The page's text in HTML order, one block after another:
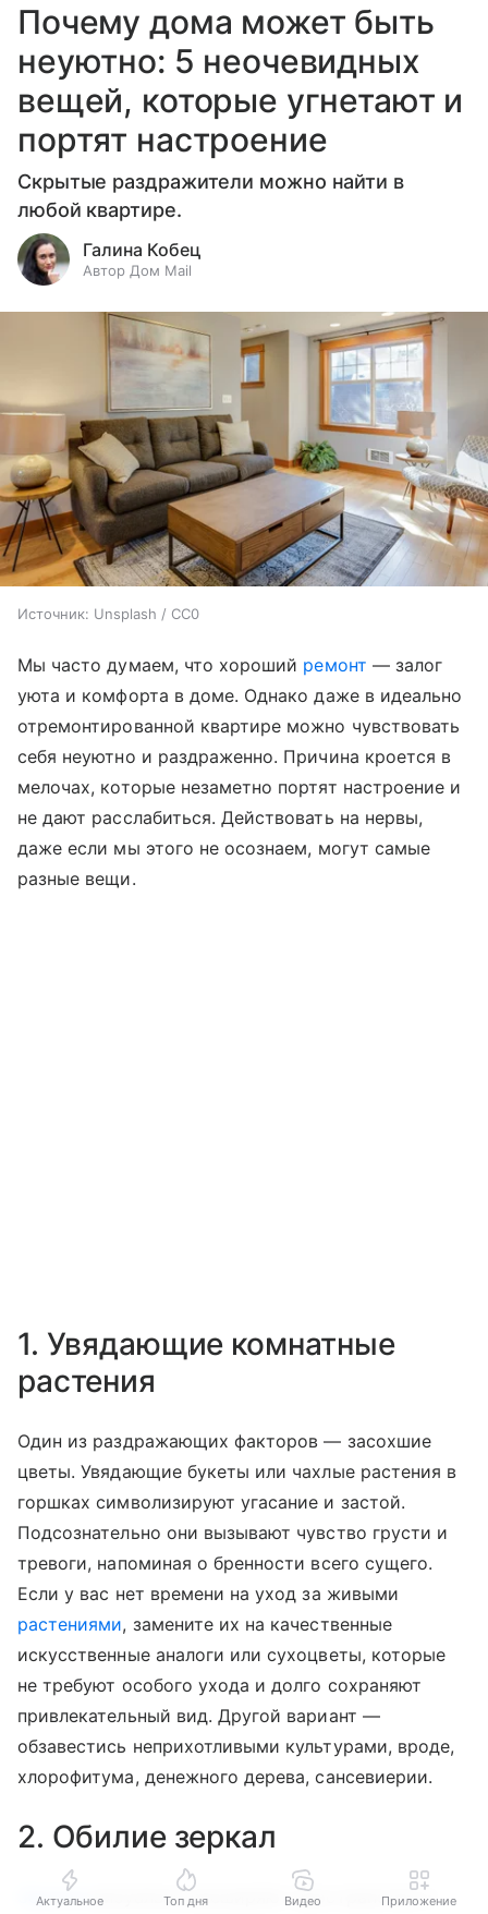
Почему дома может быть
неуютно: 5 неочевидных
вещей, которые угнетают и
портят настроение
Скрытые раздражители можно найти в
любой квартире.
Галина Кобец
Автор Дом Mail
Источник: Unsplash / CC0
Мы часто думаем, что хороший ремонт — залог
уюта и комфорта в доме. Однако даже в идеально
отремонтированной квартире можно чувствовать
себя неуютно и раздраженно. Причина кроется в
мелочах, которые незаметно портят настроение и
не дают расслабиться. Действовать на нервы,
даже если мы этого не осознаем, могут самые
разные вещи.
1. Увядающие комнатные
растения
Один из раздражающих факторов — засохшие
цветы. Увядающие букеты или чахлые растения в
горшках символизируют угасание и застой.
Подсознательно они вызывают чувство грусти и
тревоги, напоминая о бренности всего сущего.
Если у вас нет времени на уход за живыми
растениями, замените их на качественные
искусственные аналоги или сухоцветы, которые
не требуют особого ухода и долго сохраняют
привлекательный вид. Другой вариант —
обзавестись неприхотливыми культурами, вроде,
хлорофитума, денежного дерева, сансевиерии.
2. Обилие зеркал
Зеркалавизуально расширяют пространство и
Актуальное Топ дня Видео Приложение